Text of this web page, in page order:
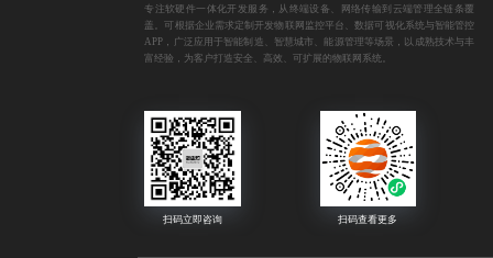
专注软硬件一体化开发服务，从终端设备、网络传输到云端管理全链条覆
盖。可根据企业需求定制开发物联网监控平台、数据可视化系统与智能管控
APP，广泛应用于智能制造、智慧城市、能源管理等场景，以成熟技术与丰
富经验，为客户打造安全、高效、可扩展的物联网系统。